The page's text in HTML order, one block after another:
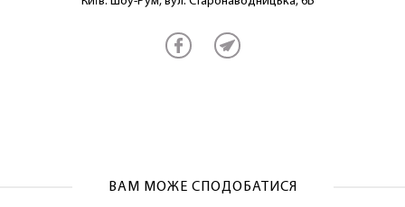
ВАМ МОЖЕ СПОДОБАТИСЯ
ПЕРШЕ ПОКУПКУ